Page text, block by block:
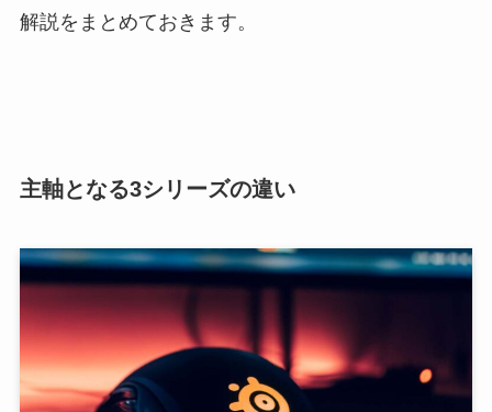
解説をまとめておきます。
主軸となる3シリーズの違い